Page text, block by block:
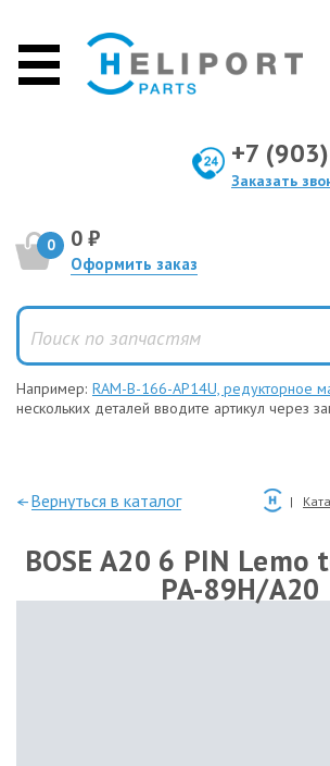
+7
Заказать
0 0 ₽
Оформить заказ
Например: RAM-B-166-AP14U, редукторное
нескольких деталей вводите артикул через
—Вернуться в каталог
BOSE A20 6 PIN Lemo
PA-89H/A20